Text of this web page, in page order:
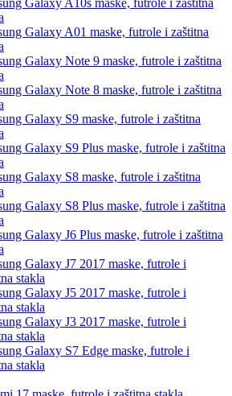
Galaxy A10s maske, futrole i zaštitna
Galaxy A01 maske, futrole i zaštitna
Galaxy Note 9 maske, futrole i zaštitna
Galaxy Note 8 maske, futrole i zaštitna
Galaxy S9 maske, futrole i zaštitna
Galaxy S9 Plus maske, futrole i zaštitna
Galaxy S8 maske, futrole i zaštitna
Galaxy S8 Plus maske, futrole i zaštitna
Galaxy J6 Plus maske, futrole i zaštitna
Galaxy J7 2017 maske, futrole i
stakla
Galaxy J5 2017 maske, futrole i
stakla
Galaxy J3 2017 maske, futrole i
stakla
Galaxy S7 Edge maske, futrole i
stakla